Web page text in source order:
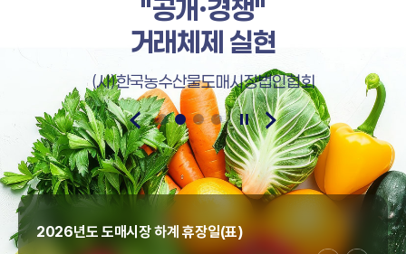
거래체제 실현
(사)한국농수산물도매시장법인협회
2026년도 도매시장 하계 휴장일(표)